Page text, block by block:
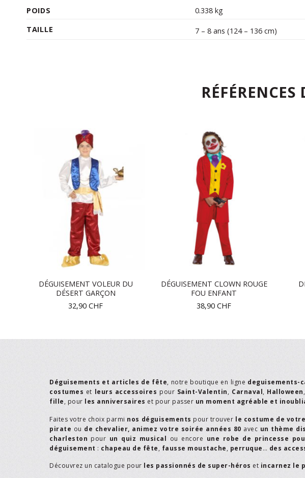
POIDS
0.338 kg
TAILLE
7 – 8 ans (124 – 136 cm)
DÉGUISEMENT VOLEUR DU
DÉSERT GARÇON
32,90 CHF
DÉGUISEMENT CLOWN ROUGE
FOU ENFANT
38,90 CHF
Déguisements et articles de fête, notre boutique en ligne deguisements-
costumes et leurs accessoires pour Saint-Valentin, Carnaval, Halloween,
fille, pour les anniversaires et pour passer un moment agréable et
Faites votre choix parmi nos déguisements pour trouver le costume de
pirate ou de chevalier, animez votre soirée années 80 avec un thème
charleston pour un quiz musical ou encore une robe de princesse
déguisement : chapeau de fête, fausse moustache, perruque… des
Découvrez un catalogue pour les passionnés de super-héros et incarnez le